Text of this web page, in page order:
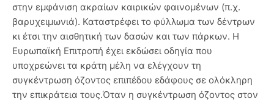
στην εμφάνιση ακραίων καιρικών φαινομένων (π.χ.
βαρυχειμωνιά). Καταστρέφει το φύλλωμα των δέντρων
κι έτσι την αισθητική των δασών και των πάρκων. Η
Ευρωπαϊκή Επιτροπή έχει εκδώσει οδηγία που
υποχρεώνει τα κράτη μέλη να ελέγχουν τη
συγκέντρωση όζοντος επιπέδου εδάφους σε ολόκληρη
την επικράτεια τους.Όταν η συγκέντρωση όζοντος στον